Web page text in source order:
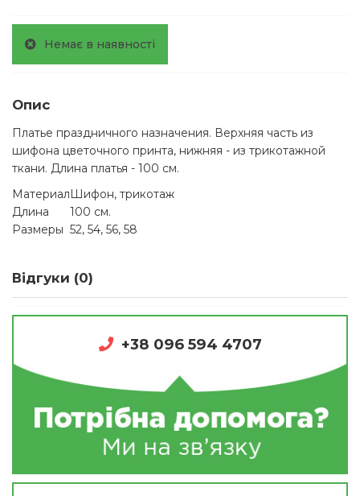
Немає в наявності
Опис
Платье праздничного назначения. Верхняя часть из
шифона цветочного принта, нижняя - из трикотажной
ткани. Длина платья - 100 см.
МатериалШифон, трикотаж
Длина
100 см.
Размеры 52, 54, 56, 58
Відгуки (0)
+38 096 594 4707